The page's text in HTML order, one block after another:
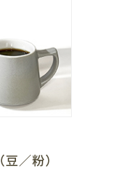
／粉）